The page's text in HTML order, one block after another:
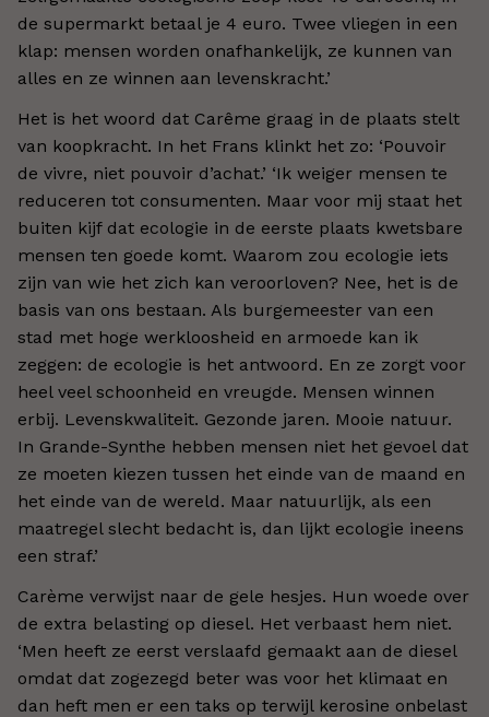
de supermarkt betaal je 4 euro. Twee vliegen in een
klap: mensen worden onafhankelijk, ze kunnen van
alles en ze winnen aan levenskracht.’
Het is het woord dat Carême graag in de plaats stelt
van koopkracht. In het Frans klinkt het zo: ‘Pouvoir
de vivre, niet pouvoir d’achat.’ ‘Ik weiger mensen te
reduceren tot consumenten. Maar voor mij staat het
buiten kijf dat ecologie in de eerste plaats kwetsbare
mensen ten goede komt. Waarom zou ecologie iets
zijn van wie het zich kan veroorloven? Nee, het is de
basis van ons bestaan. Als burgemeester van een
stad met hoge werkloosheid en armoede kan ik
zeggen: de ecologie is het antwoord. En ze zorgt voor
heel veel schoonheid en vreugde. Mensen winnen
erbij. Levenskwaliteit. Gezonde jaren. Mooie natuur.
In Grande-Synthe hebben mensen niet het gevoel dat
ze moeten kiezen tussen het einde van de maand en
het einde van de wereld. Maar natuurlijk, als een
maatregel slecht bedacht is, dan lijkt ecologie ineens
een straf.’
Carème verwijst naar de gele hesjes. Hun woede over
de extra belasting op diesel. Het verbaast hem niet.
‘Men heeft ze eerst verslaafd gemaakt aan de diesel
omdat dat zogezegd beter was voor het klimaat en
dan heft men er een taks op terwijl kerosine onbelast